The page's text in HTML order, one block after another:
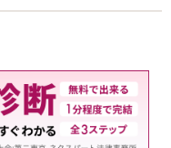
ください。